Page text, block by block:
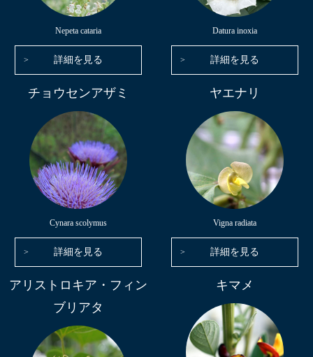
Nepeta cataria
詳細を見る
Datura inoxia
詳細を見る
チョウセンアザミ
Cynara scolymus
詳細を見る
ヤエナリ
Vigna radiata
詳細を見る
アリストロキア・フィン
ブリアタ
キマメ